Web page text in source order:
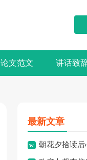
论文范文 讲话致
最新文章
朝花夕拾读后